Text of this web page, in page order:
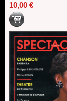
10,00 €